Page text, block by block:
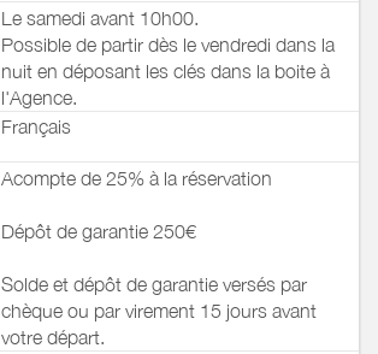
Le samedi avant 10h00.
Possible de partir dès le vendredi dans la
nuit en déposant les clés dans la boite à
l'Agence.
Français
Acompte de 25% à la réservation
Dépôt de garantie 250€
Solde et dépôt de garantie versés par
chèque ou par virement 15 jours avant
votre départ.